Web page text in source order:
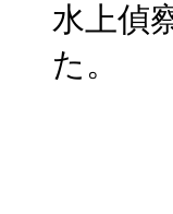
水上偵
た。